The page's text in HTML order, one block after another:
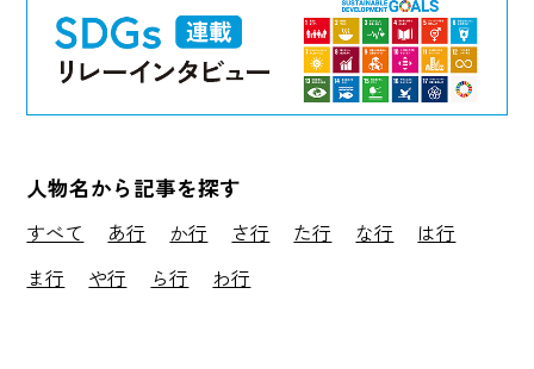
人物名から記事を探す
すべて あ行 か行 さ行 た行 な行
は行
ま行
や行 ら行 わ行